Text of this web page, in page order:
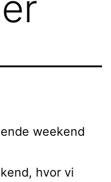
weekend
hvor vi